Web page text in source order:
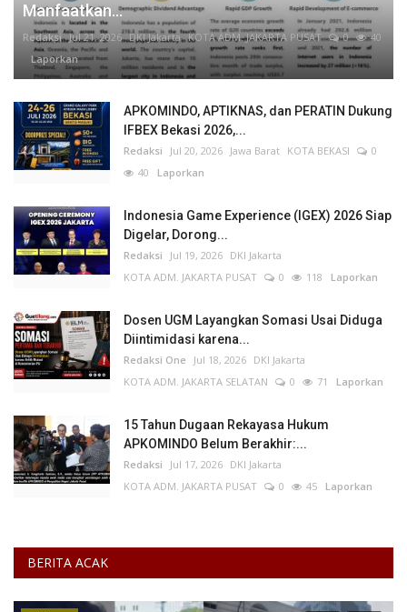
Manfaatkan...
Redaksi Jul 21, 2026 DKI Jakarta KOTA ADM. JAKARTA PUSAT 0
40
Laporkan
APKOMINDO, APTIKNAS, dan PERATIN Dukung
IFBEX Bekasi 2026,...
Redaksi Jul 20, 2026 Jawa Barat KOTA BEKASI
0
40 Laporkan
Indonesia Game Experience (IGEX) 2026 Siap
Digelar, Dorong...
Redaksi Jul 19, 2026 DKI Jakarta
KOTA ADM. JAKARTA PUSAT
0 118 Laporkan
Dosen UGM Layangkan Somasi Usai Diduga
Diintimidasi karena...
Redaksi One Jul 18, 2026 DKI Jakarta
KOTA ADM. JAKARTA SELATAN
0 71 Laporkan
15 Tahun Dugaan Rekayasa Hukum
APKOMINDO Belum Berakhir:...
Redaksi Jul 17, 2026 DKI Jakarta
KOTA ADM. JAKARTA PUSAT
0 45 Laporkan
BERITA ACAK